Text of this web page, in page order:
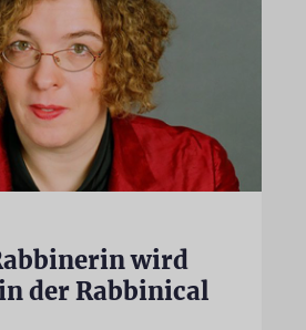
wird
der Rabbinical